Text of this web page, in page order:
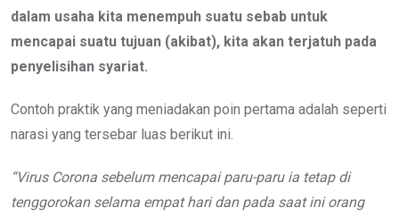
dalam usaha kita menempuh suatu sebab untuk
mencapai suatu tujuan (akibat), kita akan terjatuh pada
penyelisihan syariat.
Contoh praktik yang meniadakan poin pertama adalah seperti
narasi yang tersebar luas berikut ini.
“Virus Corona sebelum mencapai paru-paru ia tetap di
tenggorokan selama empat hari dan pada saat ini orang